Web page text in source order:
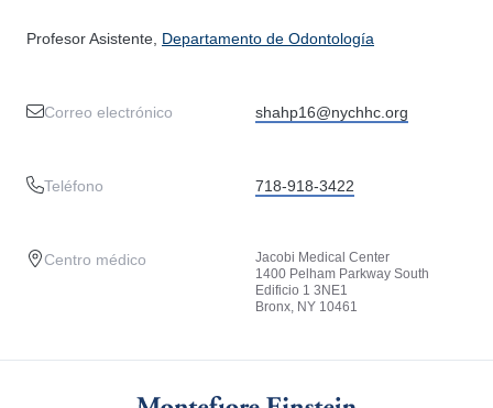
Profesor Asistente, Departamento de Odontología
Correo electrónico shahp16@nychhc.org
Teléfono 718-918-3422
Centro médico
Jacobi Medical Center
1400 Pelham Parkway South
Edificio 1 3NE1
Bronx, NY 10461